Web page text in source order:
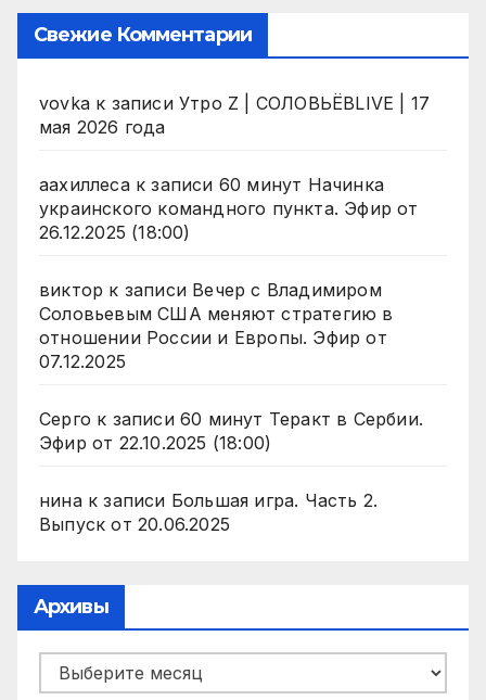
Свежие Комментарии
vovka к записи Утро Z | СОЛОВЬЁВLIVE | 17
мая 2026 года
аахиллесак записи 60 минут Начинка
украинского командного пункта. Эфир от
26.12.2025 (18:00)
виктор к записи Вечер с Владимиром
Соловьевым США меняют стратегию в
отношении России и Европы. Эфир от
07.12.2025
Серго к записи 60 минут Теракт в Сербии.
Эфир от 22.10.2025 (18:00)
нинак записи Большая игра. Часть 2.
Выпуск от 20.06.2025
Архивы
Архивы